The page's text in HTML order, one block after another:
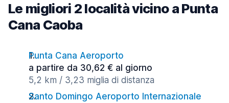
Le migliori 2 località vicino a Punta
Cana Caoba
Punta Cana Aeroporto
a partire da 30,62 € al giorno
5,2 km / 3,23 miglia di distanza
Santo Domingo Aeroporto Internazionale